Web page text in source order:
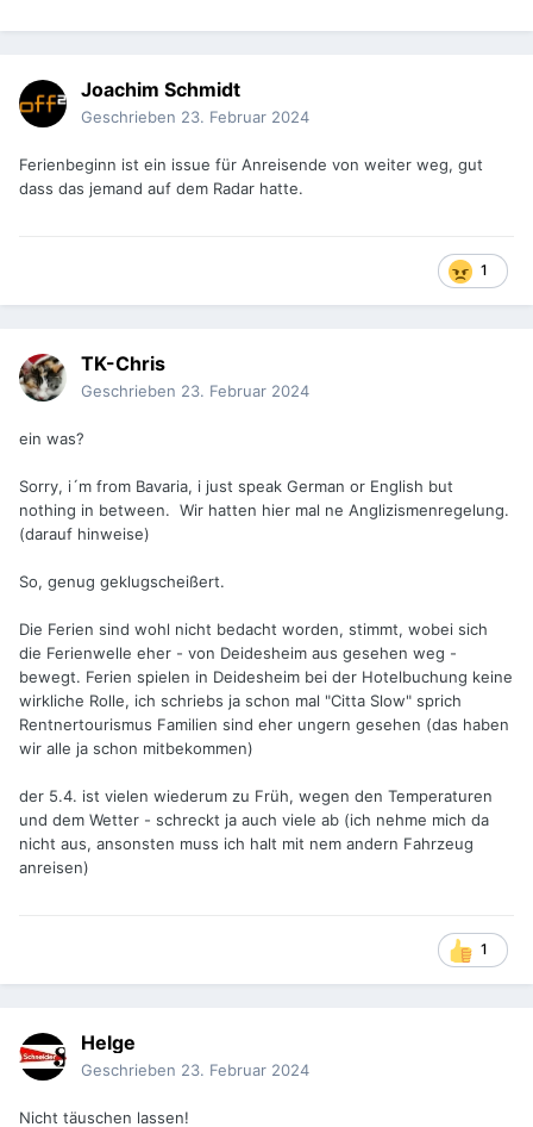
Joachim Schmidt
Geschrieben 23. Februar 2024
Ferienbeginn ist ein issue für Anreisende von weiter weg, gut
dass das jemand auf dem Radar hatte.
1
TK-Chris
Geschrieben 23. Februar 2024
ein was?
Sorry, i´m from Bavaria, i just speak German or English but
nothing in between. Wir hatten hier mal ne Anglizismenregelung.
(darauf hinweise)
So, genug geklugscheißert.
Die Ferien sind wohl nicht bedacht worden, stimmt, wobei sich
die Ferienwelle eher - von Deidesheim aus gesehen weg -
bewegt. Ferien spielen in Deidesheim bei der Hotelbuchung keine
wirkliche Rolle, ich schriebs ja schon mal "Citta Slow" sprich
Rentnertourismus Familien sind eher ungern gesehen (das haben
wir alle ja schon mitbekommen)
der 5.4. ist vielen wiederum zu Früh, wegen den Temperaturen
und dem Wetter - schreckt ja auch viele ab (ich nehme mich da
nicht aus, ansonsten muss ich halt mit nem andern Fahrzeug
anreisen)
1
Helge
Geschrieben 23. Februar 2024
Nicht täuschen lassen!